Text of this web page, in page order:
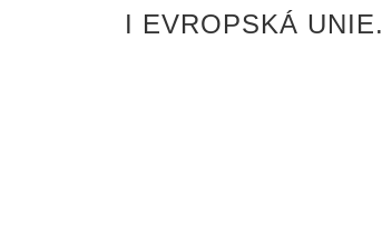
I EVROPSKÁ UNIE.